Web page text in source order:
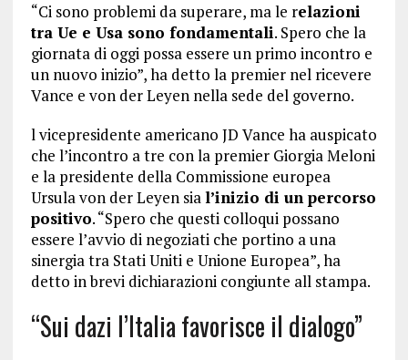
“Ci sono problemi da superare, ma le relazioni
tra Ue e Usa sono fondamentali. Spero che la
giornata di oggi possa essere un primo incontro e
un nuovo inizio”, ha detto la premier nel ricevere
Vance e von der Leyen nella sede del governo.
l vicepresidente americano JD Vance ha auspicato
che l’incontro a tre con la premier Giorgia Meloni
e la presidente della Commissione europea
Ursula von der Leyen sial’inizio di un percorso
positivo. “Spero che questi colloqui possano
essere l’avvio di negoziati che portino a una
sinergia tra Stati Uniti e Unione Europea”, ha
detto in brevi dichiarazioni congiunte all stampa.
“Sui dazi l’Italia favorisce il dialogo”